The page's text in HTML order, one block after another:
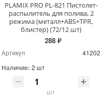
PLAMIX PRO PL-821 Пистолет-
распылитель для полива, 2
режима (металл+ABS+TPR,
блистер) (72/12 шт)
288 ₽
Артикул 41202
Наличие: 2 шт
шт